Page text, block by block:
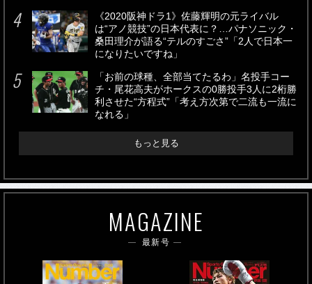
《2020阪神ドラ1》佐藤輝明の元ライバル
は“アノ競技”の日本代表に？…パナソニック・
桑田理介が語る“テルのすごさ”「2人で日本一
になりたいですね」
「お前の球種、全部当てたるわ」名投手コー
チ・尾花高夫がホークスの0勝投手3人に2桁勝
利させた“方程式”「考え方次第で二流も一流に
なれる」
もっと見る
MAGAZINE
最新号